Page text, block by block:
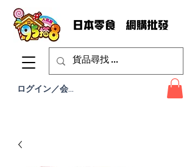
ログイン／会員登録